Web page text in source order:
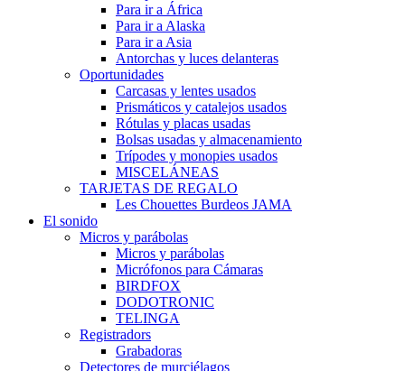
Para ir a África
Para ir a Alaska
Para ir a Asia
Antorchas y luces delanteras
Oportunidades
Carcasas y lentes usados
Prismáticos y catalejos usados
Rótulas y placas usadas
Bolsas usadas y almacenamiento
Trípodes y monopies usados
MISCELÁNEAS
TARJETAS DE REGALO
Les Chouettes Burdeos JAMA
El sonido
Micros y parábolas
Micros y parábolas
Micrófonos para Cámaras
BIRDFOX
DODOTRONIC
TELINGA
Registradors
Grabadoras
Detectores de murciélagos